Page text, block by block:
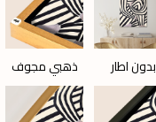
بدون اطار ذهبي مجوف